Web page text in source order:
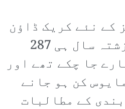
کے نئے کریک ڈاؤن
کے نتیجے میں گزشتہ سال ہی 287
جا چکے تھے اور
کن ہو جانے
کے مطالبات